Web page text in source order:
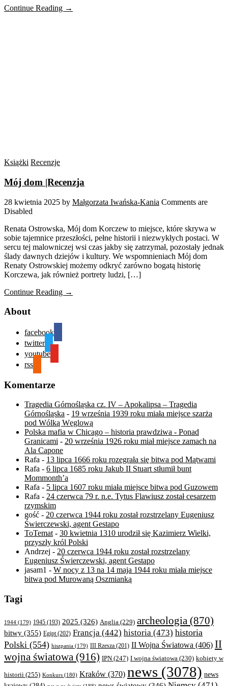
Continue Reading →
Książki Recenzje
Mój dom |Recenzja
28 kwietnia 2025 by Małgorzata Iwańska-Kania Comments are
Disabled
Renata Ostrowska, Mój dom Korczew to miejsce, które skrywa w
sobie tajemnice przeszłości, pełne historii i niezwykłych postaci. W
sercu tej malowniczej wsi czas jakby się zatrzymał, pozostały jednak
ślady dawnych dziejów i kultury. We wspomnieniach Mój dom
Renaty Ostrowskiej możemy odkryć zarówno bogatą historię
Korczewa, jak również portrety ludzi, […]
Continue Reading →
About
facebook
twitter
youtube
rss
Komentarze
Tragedia Górnośląska cz. IV – Apokalipsa – Tragedia
Górnośląska - 19 września 1939 roku miała miejsce szarża
pod Wólką Węglową
Polska mafia w Chicago – historia prawdziwa - Ponad
Granicami - 20 września 1926 roku miał miejsce zamach na
Ala Capone
Rafa - 13 lipca 1666 roku rozegrała się bitwa pod Mątwami
Rafa - 6 lipca 1685 roku Jakub II Stuart stłumił bunt
Mommonth’a
Rafa - 5 lipca 1607 roku miała miejsce bitwa pod Guzowem
Rafa - 24 czerwca 79 r. n.e. Tytus Flawiusz został cesarzem
rzymskim
gość - 20 czerwca 1944 roku został rozstrzelany Eugeniusz
Świerczewski, agent Gestapo
ToTemat- 30 kwietnia 1310 urodził się Kazimierz Wielki,
przyszły król Polski
Andrzej - 20 czerwca 1944 roku został rozstrzelany
Eugeniusz Świerczewski, agent Gestapo
jasam1 - W nocy z 13 na 14 maja 1944 roku miała miejsce
bitwa pod Murowaną Oszmianką
Tagi
1944 (179) 1945 (193) 2025 (326) Anglia (229) archeologia (870)
bitwy (355) Egipt(202) Francja (442) historia (473) historia
Polski (554) hiszpania (179) III Rzesza (201) II Wojna Światowa (406) II
wojna światowa (916) IPN (247) I wojna światowa (230) kobiety w
historii (255) Konkurs (180) Kraków (370) news (3078) news